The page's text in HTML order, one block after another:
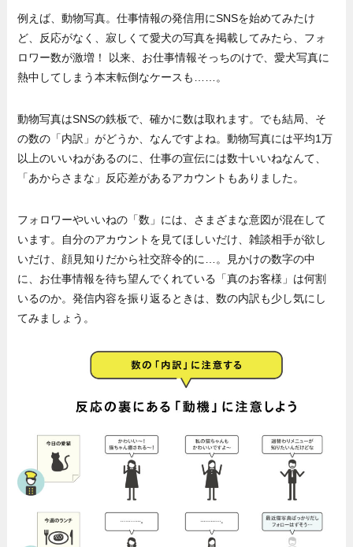
例えば、動物写真。仕事情報の発信用にSNSを始めてみたけ
ど、反応がなく、寂しくて愛犬の写真を掲載してみたら、フォ
ロワー数が激増！ 以来、お仕事情報そっちのけで、愛犬写真に
熱中してしまう本末転倒なケースも……。
動物写真はSNSの鉄板で、確かに数は取れます。でも結局、そ
の数の「内訳」がどうか、なんですよね。動物写真には平均1万
以上のいいねがあるのに、仕事の宣伝には数十いいねなんて、
「あからさまな」反応差があるアカウントもありました。
フォロワーやいいねの「数」には、さまざまな意図が混在して
います。自分のアカウントを見てほしいだけ、雑談相手が欲し
いだけ、顔見知りだから社交辞令的に…。見かけの数字の中
に、お仕事情報を待ち望んでくれている「真のお客様」は何割
いるのか。発信内容を振り返るときは、数の内訳も少し気にし
てみましょう。